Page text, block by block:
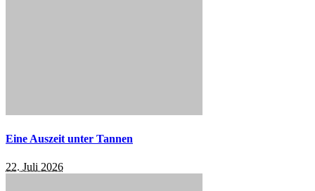
Eine Auszeit unter Tannen
22. Juli 2026